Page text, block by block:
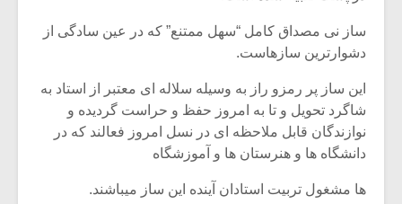
ساز نی مصداق کامل “سهل ممتنع” که در عین سادگی از
دشوارترین سازهاست.
این ساز پر رمزو راز به وسیله سلاله ای معتبر از استاد به
شاگرد تحویل و تا به امروز حفظ و حراست گردیده و
نوازندگان قابل ملاحظه ای در نسل امروز فعالند که در
دانشگاه ها و هنرستان ها و آموزشگاه
ها مشغول تربیت استادان آینده این ساز میباشند.